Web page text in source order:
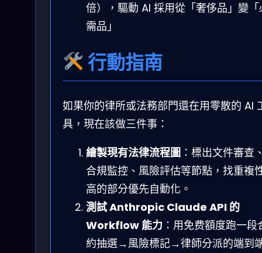
倍），驅動 AI 採用從「奢侈品」變「
需品」
行動指南
如果你的律所或法務部門還在用零散的 AI
具，現在該做三件事：
繪製現有法律流程圖 ：標出文件審查
合規監控、風險評估等節點，找重複
高的部分優先自動化。
測試 Anthropic Claude API 的
Workflow 能力 ：用免费額度跑一段
約抽選→風險標記→律師分派的端到